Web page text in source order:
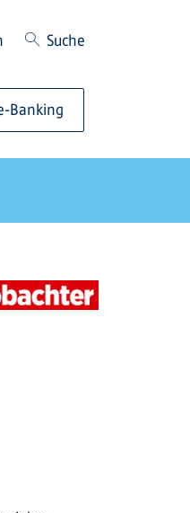
Suche
Banking